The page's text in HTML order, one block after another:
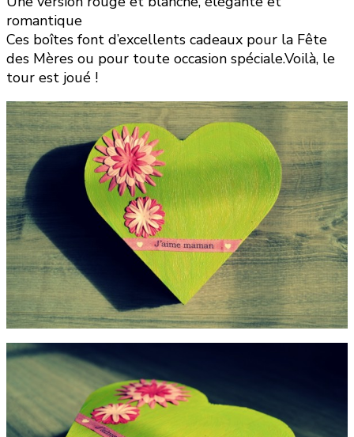
romantique
Ces boîtes font d’excellents cadeaux pour la Fête
des Mères ou pour toute occasion spéciale.Voilà, le
tour est joué !